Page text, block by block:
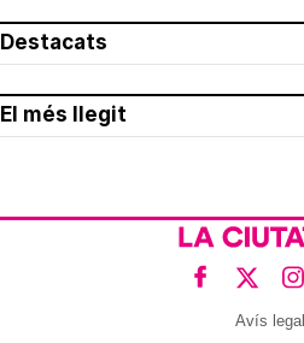
Destacats
El més llegit
Avís legal